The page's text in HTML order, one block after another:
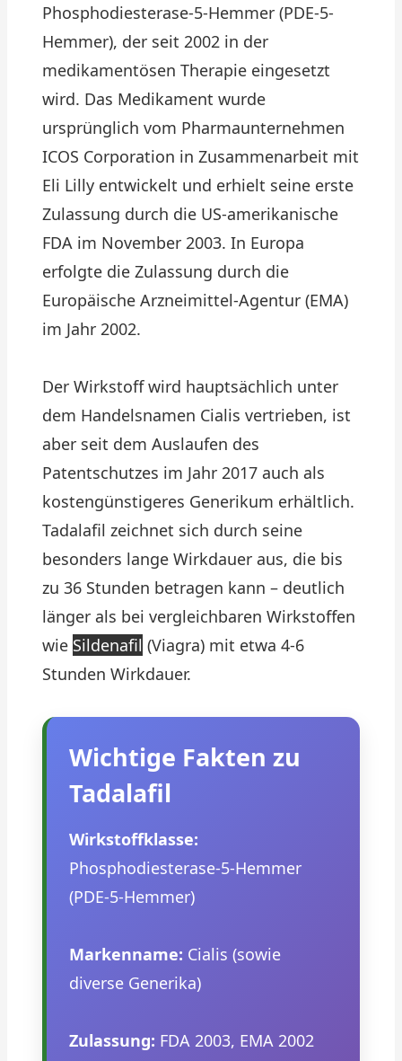
Phosphodiesterase-5-Hemmer (PDE-5-
Hemmer), der seit 2002 in der
medikamentösen Therapie eingesetzt
wird. Das Medikament wurde
ursprünglich vom Pharmaunternehmen
ICOS Corporation in Zusammenarbeit mit
Eli Lilly entwickelt und erhielt seine erste
Zulassung durch die US-amerikanische
FDA im November 2003. In Europa
erfolgte die Zulassung durch die
Europäische Arzneimittel-Agentur (EMA)
im Jahr 2002.
Der Wirkstoff wird hauptsächlich unter
dem Handelsnamen Cialis vertrieben, ist
aber seit dem Auslaufen des
Patentschutzes im Jahr 2017 auch als
kostengünstigeres Generikum erhältlich.
Tadalafil zeichnet sich durch seine
besonders lange Wirkdauer aus, die bis
zu 36 Stunden betragen kann – deutlich
länger als bei vergleichbaren Wirkstoffen
wie Sildenafil (Viagra) mit etwa 4-6
Stunden Wirkdauer.
Wichtige Fakten zu
Tadalafil
Wirkstoffklasse:
Phosphodiesterase-5-Hemmer
(PDE-5-Hemmer)
Markenname: Cialis (sowie
diverse Generika)
Zulassung: FDA 2003, EMA 2002